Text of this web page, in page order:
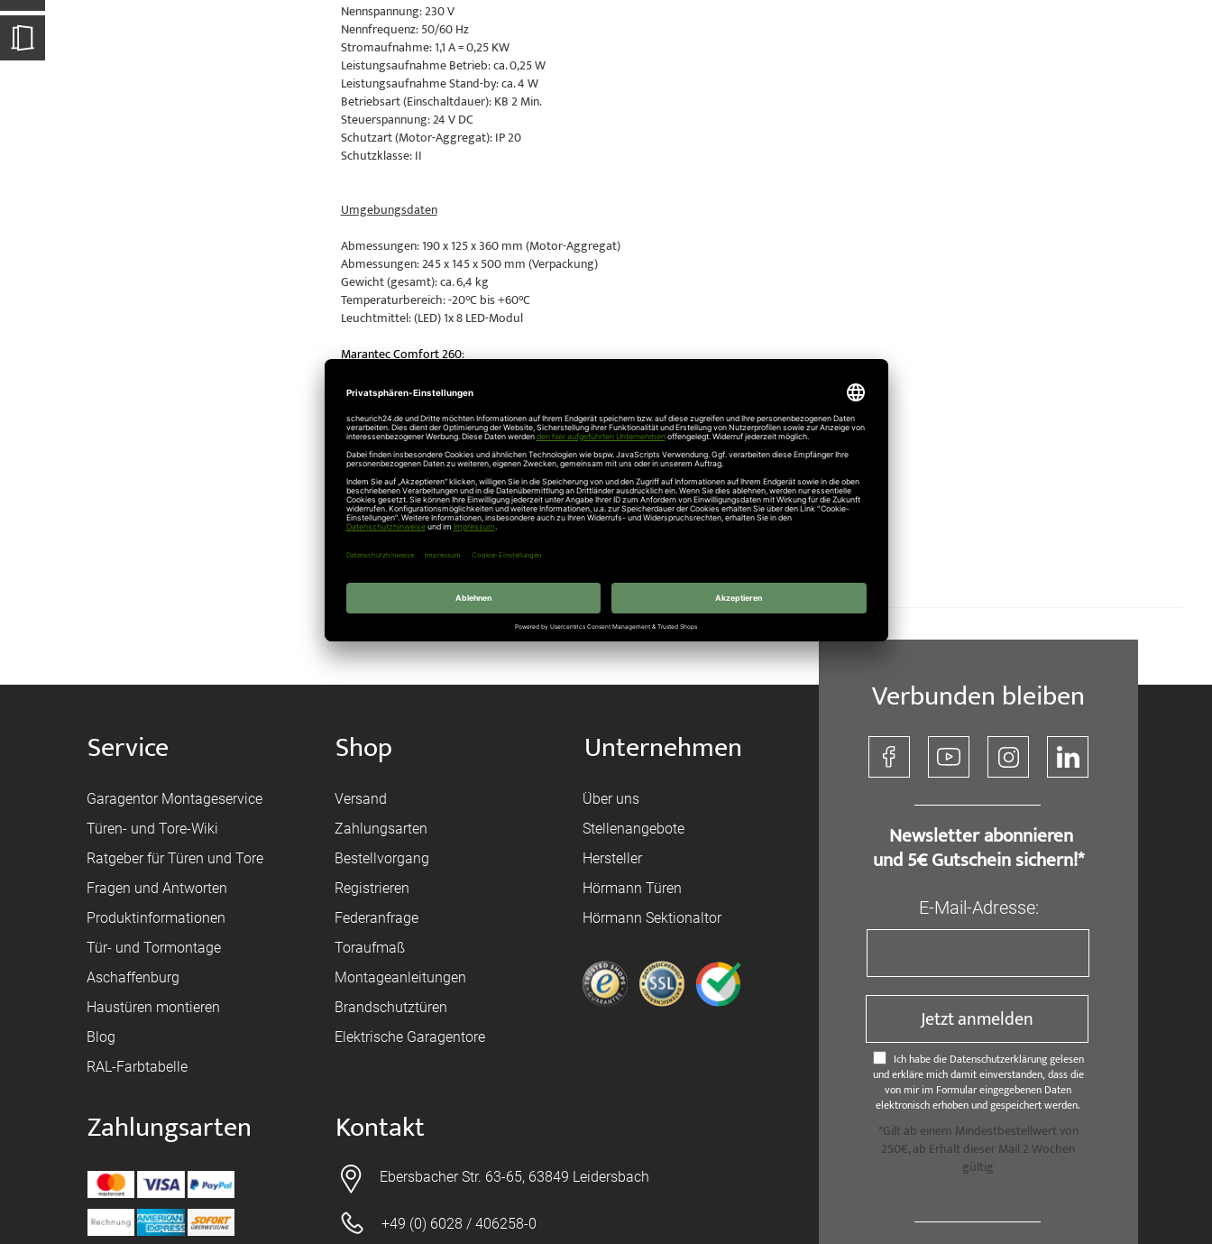
Nennspannung: 230 V
Nennfrequenz: 50/60 Hz
Stromaufnahme: 1,1 A = 0,25 KW
Leistungsaufnahme Betrieb: ca. 0,25 W
Leistungsaufnahme Stand-by: ca. 4 W
Betriebsart (Einschaltdauer): KB 2 Min.
Steuerspannung: 24 V DC
Schutzart (Motor-Aggregat): IP 20
Schutzklasse: II
Umgebungsdaten
Abmessungen: 190 x 125 x 360 mm (Motor-Aggregat)
Abmessungen: 245 x 145 x 500 mm (Verpackung)
Gewicht (gesamt): ca. 6,4 kg
Temperaturbereich: -20°C bis +60°C
Leuchtmittel: (LED) 1x 8 LED-Modul
Marantec Comfort 260:
Zug- und Druckkraft: 550 N
Marantec Comfort 270:
Motor-Aggregat Comfort 270 mit Multi-Bit Fernsteuerung 868 MHz (integrierter Funkempfänger)
Zug- und Druckkraft: 750 N
Marantec Comfort 280:
Motor-Aggregat Comfort 280 mit Multi-Bit Fernsteuerung 868 MHz (integrierter Funkempfänger)
Zug- und Druckkraft: 1000 N
Veröffentlicht inAntriebe Neuigkeiten
Service
Garagentor Montageservice
Türen- und Tore-Wiki
Ratgeber für Türen und Tore
Fragen und Antworten
Produktinformationen
Tür- und Tormontage
Aschaffenburg
Haustüren montieren
Blog
RAL-Farbtabelle
Shop
Versand
Zahlungsarten
Bestellvorgang
Registrieren
Federanfrage
Toraufmaß
Montageanleitungen
Brandschutztüren
Elektrische Garagentore
Unternehmen
Über uns
Stellenangebote
Hersteller
Hörmann Türen
Hörmann Sektionaltor
Zahlungsarten Kontakt
Ebersbacher Str. 63-65, 63849 Leidersbach
+49 (0) 6028 / 406258-0
Verbunden bleiben
​ Newsletter abonnieren
und 5€ Gutschein sichern!*
E-Mail-Adresse:
Jetzt anmelden
Ich habe die Datenschutzerklärung gelesen
und erkläre mich damit einverstanden, dass die
von mir im Formular eingegebenen Daten
elektronisch erhoben und gespeichert werden.
*Gilt ab einem Mindestbestellwert von
250€, ab Erhalt dieser Mail 2 Wochen
gültig